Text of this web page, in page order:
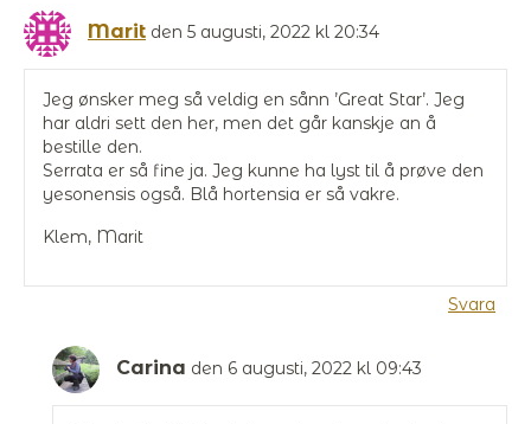
Marit den 5 augusti, 2022 kl 20:34
Jeg ønsker meg så veldig en sånn ’Great Star’. Jeg
har aldri sett den her, men det går kanskje an å
bestille den.
Serrata er så fine ja. Jeg kunne ha lyst til å prøve den
yesonensis også. Blå hortensia er så vakre.
Klem, Marit
Svara
Carina den 6 augusti, 2022 kl 09:43